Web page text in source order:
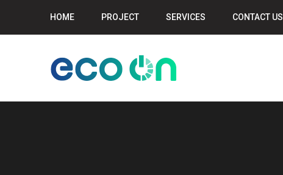
HOME PROJECT SERVICES CONTACT US